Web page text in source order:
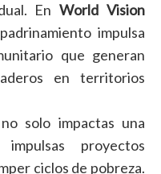
EnWorld Vision
impulsa
que generan
en territorios
solo impactas una
proyectos
ciclos de pobreza.